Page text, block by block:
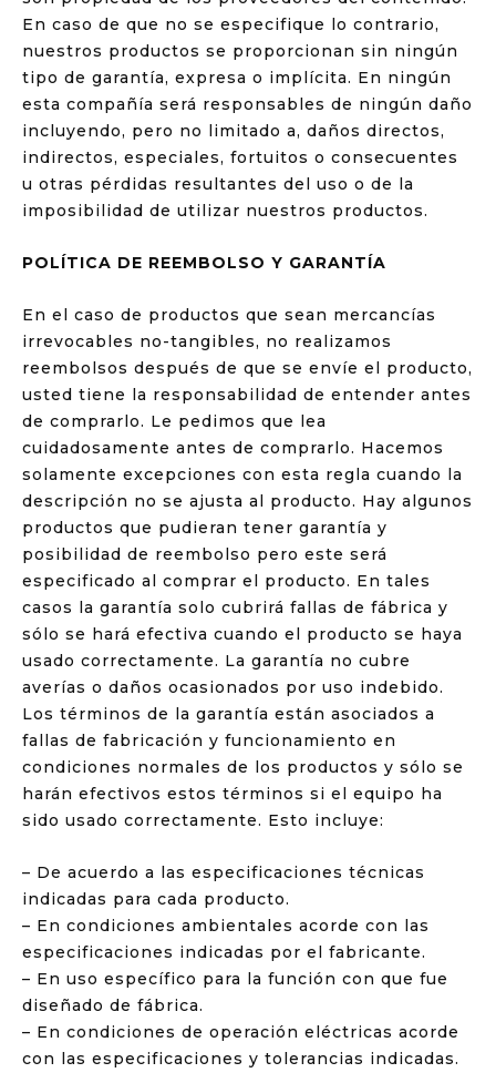
En caso de que no se especifique lo contrario,
nuestros productos se proporcionan sin ningún
tipo de garantía, expresa o implícita. En ningún
esta compañía será responsables de ningún daño
incluyendo, pero no limitado a, daños directos,
indirectos, especiales, fortuitos o consecuentes
u otras pérdidas resultantes del uso o de la
imposibilidad de utilizar nuestros productos.
POLÍTICA DE REEMBOLSO Y GARANTÍA
En el caso de productos que sean mercancías
irrevocables no-tangibles, no realizamos
reembolsos después de que se envíe el producto,
usted tiene la responsabilidad de entender antes
de comprarlo. Le pedimos que lea
cuidadosamente antes de comprarlo. Hacemos
solamente excepciones con esta regla cuando la
descripción no se ajusta al producto. Hay algunos
productos que pudieran tener garantía y
posibilidad de reembolso pero este será
especificado al comprar el producto. En tales
casos la garantía solo cubrirá fallas de fábrica y
sólo se hará efectiva cuando el producto se haya
usado correctamente. La garantía no cubre
averías o daños ocasionados por uso indebido.
Los términos de la garantía están asociados a
fallas de fabricación y funcionamiento en
condiciones normales de los productos y sólo se
harán efectivos estos términos si el equipo ha
sido usado correctamente. Esto incluye:
– De acuerdo a las especificaciones técnicas
indicadas para cada producto.
– En condiciones ambientales acorde con las
especificaciones indicadas por el fabricante.
– En uso específico para la función con que fue
diseñado de fábrica.
– En condiciones de operación eléctricas acorde
con las especificaciones y tolerancias indicadas.